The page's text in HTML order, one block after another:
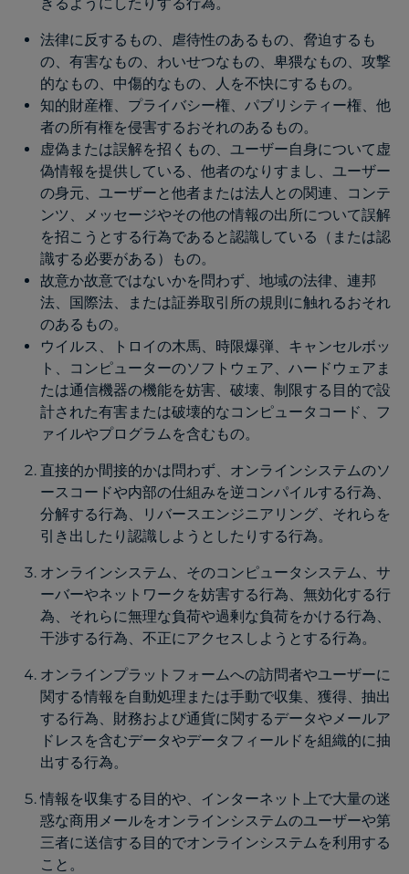
法律に反するもの、虐待性のあるもの、脅迫するも
の、有害なもの、わいせつなもの、卑猥なもの、攻撃
的なもの、中傷的なもの、人を不快にするもの。
知的財産権、プライバシー権、パブリシティー権、他
者の所有権を侵害するおそれのあるもの。
虚偽または誤解を招くもの、ユーザー自身について虚
偽情報を提供している、他者のなりすまし、ユーザー
の身元、ユーザーと他者または法人との関連、コンテ
ンツ、メッセージやその他の情報の出所について誤解
を招こうとする行為であると認識している（または認
識する必要がある）もの。
故意か故意ではないかを問わず、地域の法律、連邦
法、国際法、または証券取引所の規則に触れるおそれ
のあるもの。
ウイルス、トロイの木馬、時限爆弾、キャンセルボッ
ト、コンピューターのソフトウェア、ハードウェアま
たは通信機器の機能を妨害、破壊、制限する目的で設
計された有害または破壊的なコンピュータコード、フ
ァイルやプログラムを含むもの。
直接的か間接的かは問わず、オンラインシステムのソ
ースコードや内部の仕組みを逆コンパイルする行為、
分解する行為、リバースエンジニアリング、それらを
引き出したり認識しようとしたりする行為。
オンラインシステム、そのコンピュータシステム、サ
ーバーやネットワークを妨害する行為、無効化する行
為、それらに無理な負荷や過剰な負荷をかける行為、
干渉する行為、不正にアクセスしようとする行為。
オンラインプラットフォームへの訪問者やユーザーに
関する情報を自動処理または手動で収集、獲得、抽出
する行為、財務および通貨に関するデータやメールア
ドレスを含むデータやデータフィールドを組織的に抽
出する行為。
情報を収集する目的や、インターネット上で大量の迷
惑な商用メールをオンラインシステムのユーザーや第
三者に送信する目的でオンラインシステムを利用する
こと。